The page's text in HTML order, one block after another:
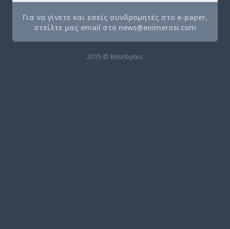
Για να γίνετε και εσείς συνδρομητές στο e-paper,
στείλτε μας email στο news@enimerosi.com
2015 © Bitsnbytes